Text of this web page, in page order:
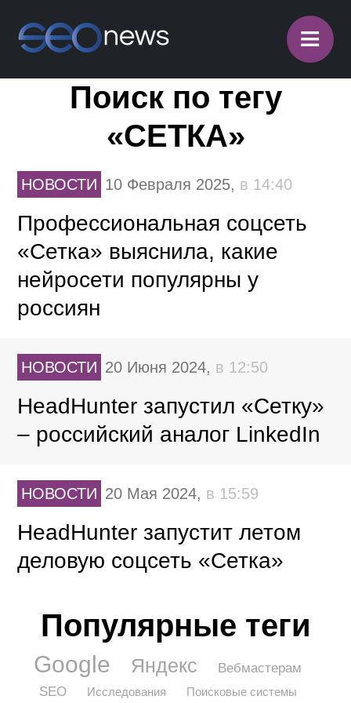
≡
Поиск по тегу
«СЕТКА»
НОВОСТИ 10 Февраля 2025, в 14:40
Профессиональная соцсеть
«Сетка» выяснила, какие
нейросети популярны у
россиян
НОВОСТИ 20 Июня 2024, в 12:50
HeadHunter запустил «Сетку»
– российский аналог LinkedIn
НОВОСТИ 20 Мая 2024, в 15:59
HeadHunter запустит летом
деловую соцсеть «Сетка»
Популярные теги
Google Яндекс
Вебмастерам
SEO
Исследования Поисковые системы